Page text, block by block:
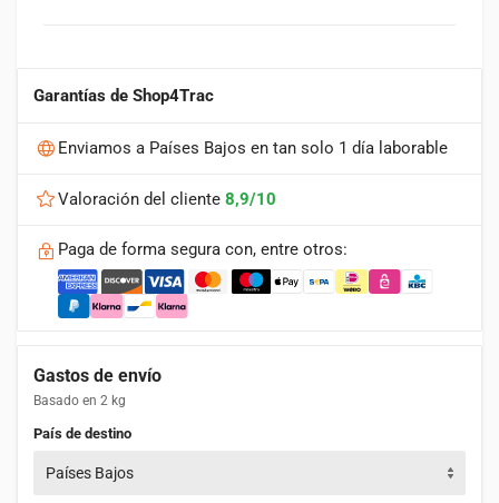
Garantías de Shop4Trac
Enviamos a Países Bajos en tan solo 1 día laborable
Valoración del cliente 8,9/10
Paga de forma segura con, entre otros:
Gastos de envío
Basado en 2 kg
País de destino
Países Bajos